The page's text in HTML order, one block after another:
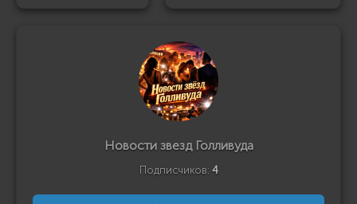
Новости звезд Голливуда
Подписчиков: 4